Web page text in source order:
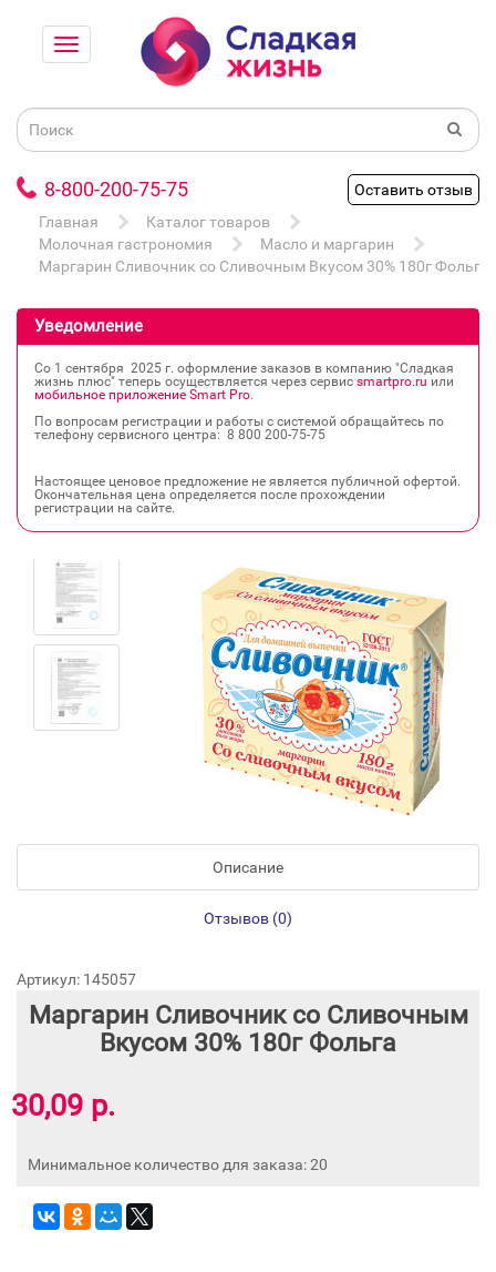
8-800-200-75-75
Оставить отзыв
Главная
Каталог товаров
Молочная гастрономия
Масло и маргарин
Маргарин Сливочник со Сливочным Вкусом 30% 180г Фольга
Уведомление
Со 1 сентября 2025 г. оформление заказов в компанию "Сладкая
жизнь плюс" теперь осуществляется через сервис smartpro.ru или
мобильное приложение Smart Pro.
По вопросам регистрации и работы с системой обращайтесь по
телефону сервисного центра: 8 800 200‐75‐75
Настоящее ценовое предложение не является публичной офертой.
Окончательная цена определяется после прохождении
регистрации на сайте.
Описание
Отзывов (0)
Артикул: 145057
Маргарин Сливочник со Сливочным
Вкусом 30% 180г Фольга
30,09 р.
Минимальное количество для заказа: 20